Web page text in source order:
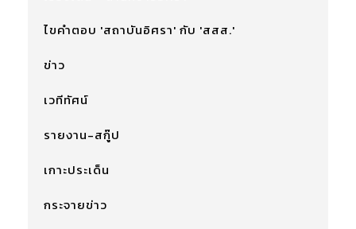
ไขคำตอบ 'สถาบันอิศรา' กับ 'สสส.'
ข่าว
เวทีทัศน์
รายงาน-สกู๊ป
เกาะประเด็น
กระจายข่าว